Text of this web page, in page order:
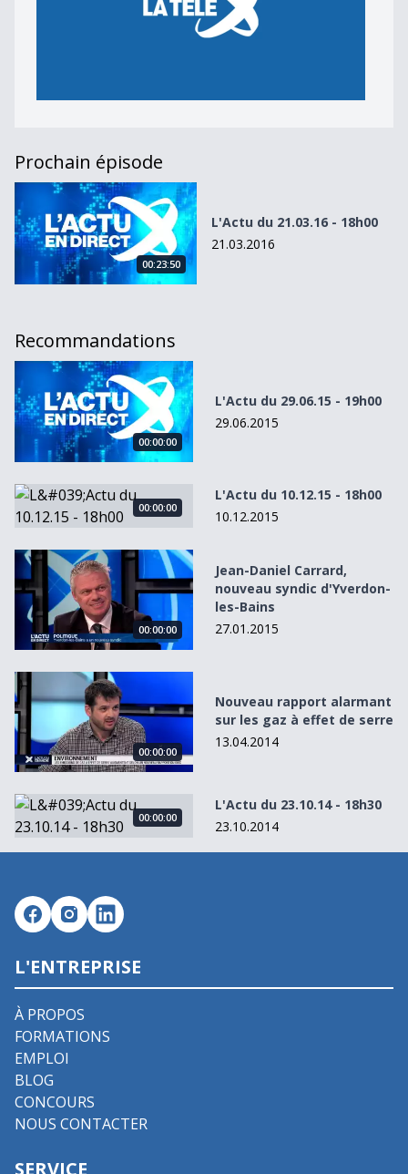
Prochain épisode
L&#039;Actu du 21.03.16 - 18h00
00:23:50
L'Actu du 21.03.16 - 18h00
21.03.2016
Recommandations
L&#039;Actu du 29.06.15 - 19h00
00:00:00
L'Actu du 29.06.15 - 19h00
29.06.2015
L&#039;Actu du 10.12.15 - 18h00
00:00:00
L'Actu du 10.12.15 - 18h00
10.12.2015
Jean-Daniel Carrard, nouveau syndic d&#039;Yverdon-
00:00:00
Jean-Daniel Carrard,
nouveau syndic d'Yverdon-
les-Bains
27.01.2015
Nouveau rapport alarmant sur les gaz à effet de serre
00:00:00
Nouveau rapport alarmant
sur les gaz à effet de serre
13.04.2014
L&#039;Actu du 23.10.14 - 18h30
00:00:00
L'Actu du 23.10.14 - 18h30
23.10.2014
L'ENTREPRISE
À PROPOS
FORMATIONS
EMPLOI
BLOG
CONCOURS
NOUS CONTACTER
SERVICE